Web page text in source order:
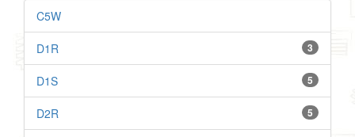
C5W
3
D1R
5
D1S
5
D2R